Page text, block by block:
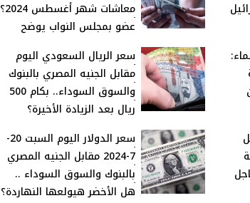
معاشات شهر أغسطس 2024؟
عضو بمجلس النواب يوضح
سعر الريال السعودي اليوم
مقابل الجنيه المصري بالبنوك
والسوق السوداء.. بكام 500
ريال بعد الزيادة الأخيرة؟
سعر الدولار اليوم السبت 20-
7-2024 مقابل الجنيه المصري
بالبنوك والسوق السوداء ..
هل الأخضر هيولعها النهاردة؟